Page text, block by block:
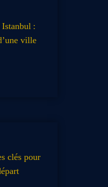
:
ville
clés pour